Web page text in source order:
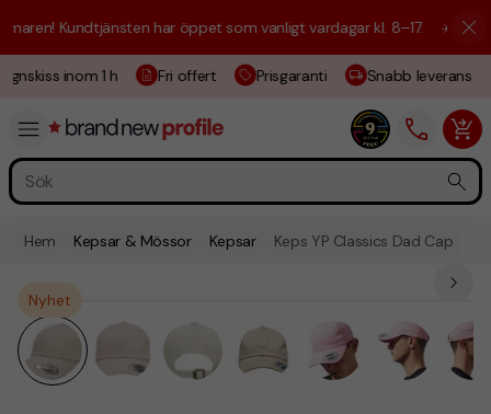
Kundtjänsten har öppet som vanligt vardagar kl. 8–17. ☀️ Vi är här
inom 1 h Fri offert Prisgaranti Snabb leverans
Hem Kepsar & Mössor Kepsar Keps YP Classics Dad Cap
Nyhet